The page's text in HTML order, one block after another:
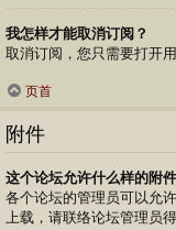
我怎样才能取消订阅？
取消订阅，您只需要打开
页首
附件
这个论坛允许什么样的附
各个论坛的管理员可以允
上载，请联络论坛管理员